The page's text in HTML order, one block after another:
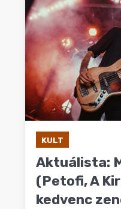
PREMIEREK
MÁSVILÁG
BLOG
KULT
Aktuálista:
(Petofi, A
kedvenc